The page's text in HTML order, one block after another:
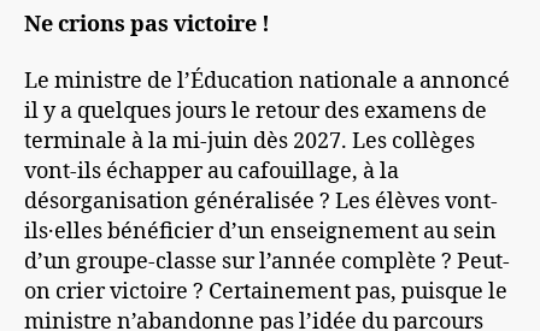
Ne crions pas victoire !
Le ministre de l’Éducation nationale a annoncé
il y a quelques jours le retour des examens de
terminale à la mi-juin dès 2027. Les collèges
vont-ils échapper au cafouillage, à la
désorganisation généralisée ? Les élèves vont-
ils·elles bénéficier d’un enseignement au sein
d’un groupe-classe sur l’année complète ? Peut-
on crier victoire ? Certainement pas, puisque le
ministre n’abandonne pas l’idée du parcours